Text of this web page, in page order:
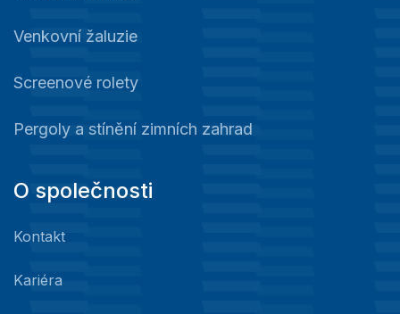
Venkovní žaluzie
Screenové rolety
Pergoly a stínění zimních zahrad
O společnosti
Kontakt
Kariéra